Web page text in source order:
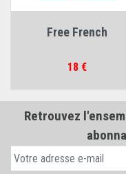
Free French
Prix
18 €
Retrouvez